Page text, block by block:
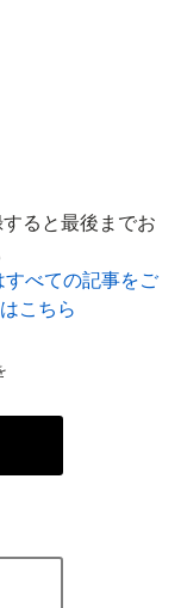
ると最後までお
べての記事をご
こちら